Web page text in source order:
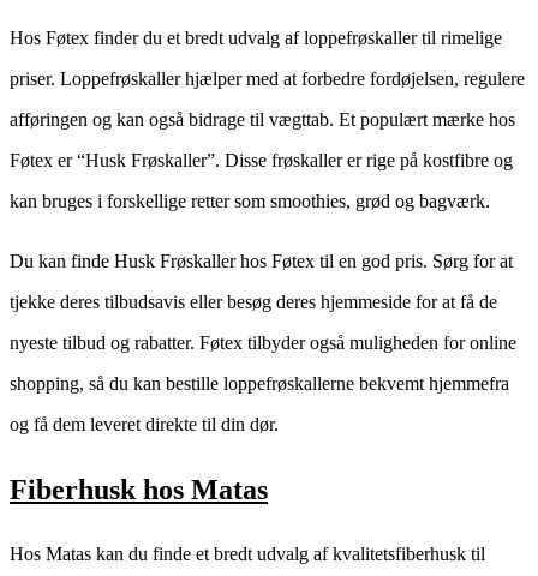
Hos Føtex finder du et bredt udvalg af loppefrøskaller til rimelige
priser. Loppefrøskaller hjælper med at forbedre fordøjelsen, regulere
afføringen og kan også bidrage til vægttab. Et populært mærke hos
Føtex er “Husk Frøskaller”. Disse frøskaller er rige på kostfibre og
kan bruges i forskellige retter som smoothies, grød og bagværk.
Du kan finde Husk Frøskaller hos Føtex til en god pris. Sørg for at
tjekke deres tilbudsavis eller besøg deres hjemmeside for at få de
nyeste tilbud og rabatter. Føtex tilbyder også muligheden for online
shopping, så du kan bestille loppefrøskallerne bekvemt hjemmefra
og få dem leveret direkte til din dør.
Fiberhusk hos Matas
Hos Matas kan du finde et bredt udvalg af kvalitetsfiberhusk til